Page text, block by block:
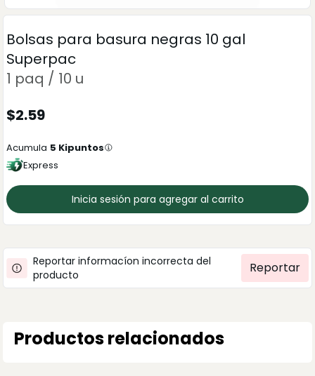
Bolsas para basura negras 10 gal
Superpac
1 paq / 10 u
$2.59
Acumula 5 Kipuntos
Express
Inicia sesión para agregar al carrito
Reportar informacíon incorrecta del
producto
Reportar
Productos relacionados